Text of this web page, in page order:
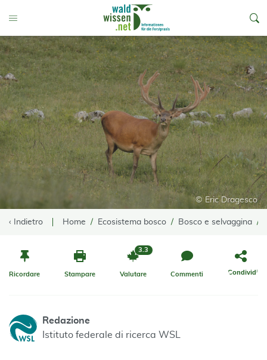
Toggle Menu
© Eric Dragesco
‹ Indietro Home Ecosistema bosco Bosco e selvaggina
Ricordare Stampare Valutare
3.3
Commenti Condividi
Redazione
Istituto federale di ricerca WSL